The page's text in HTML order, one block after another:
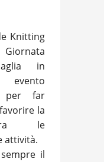
Knitting
in
per far
la
tra le
attività.
il